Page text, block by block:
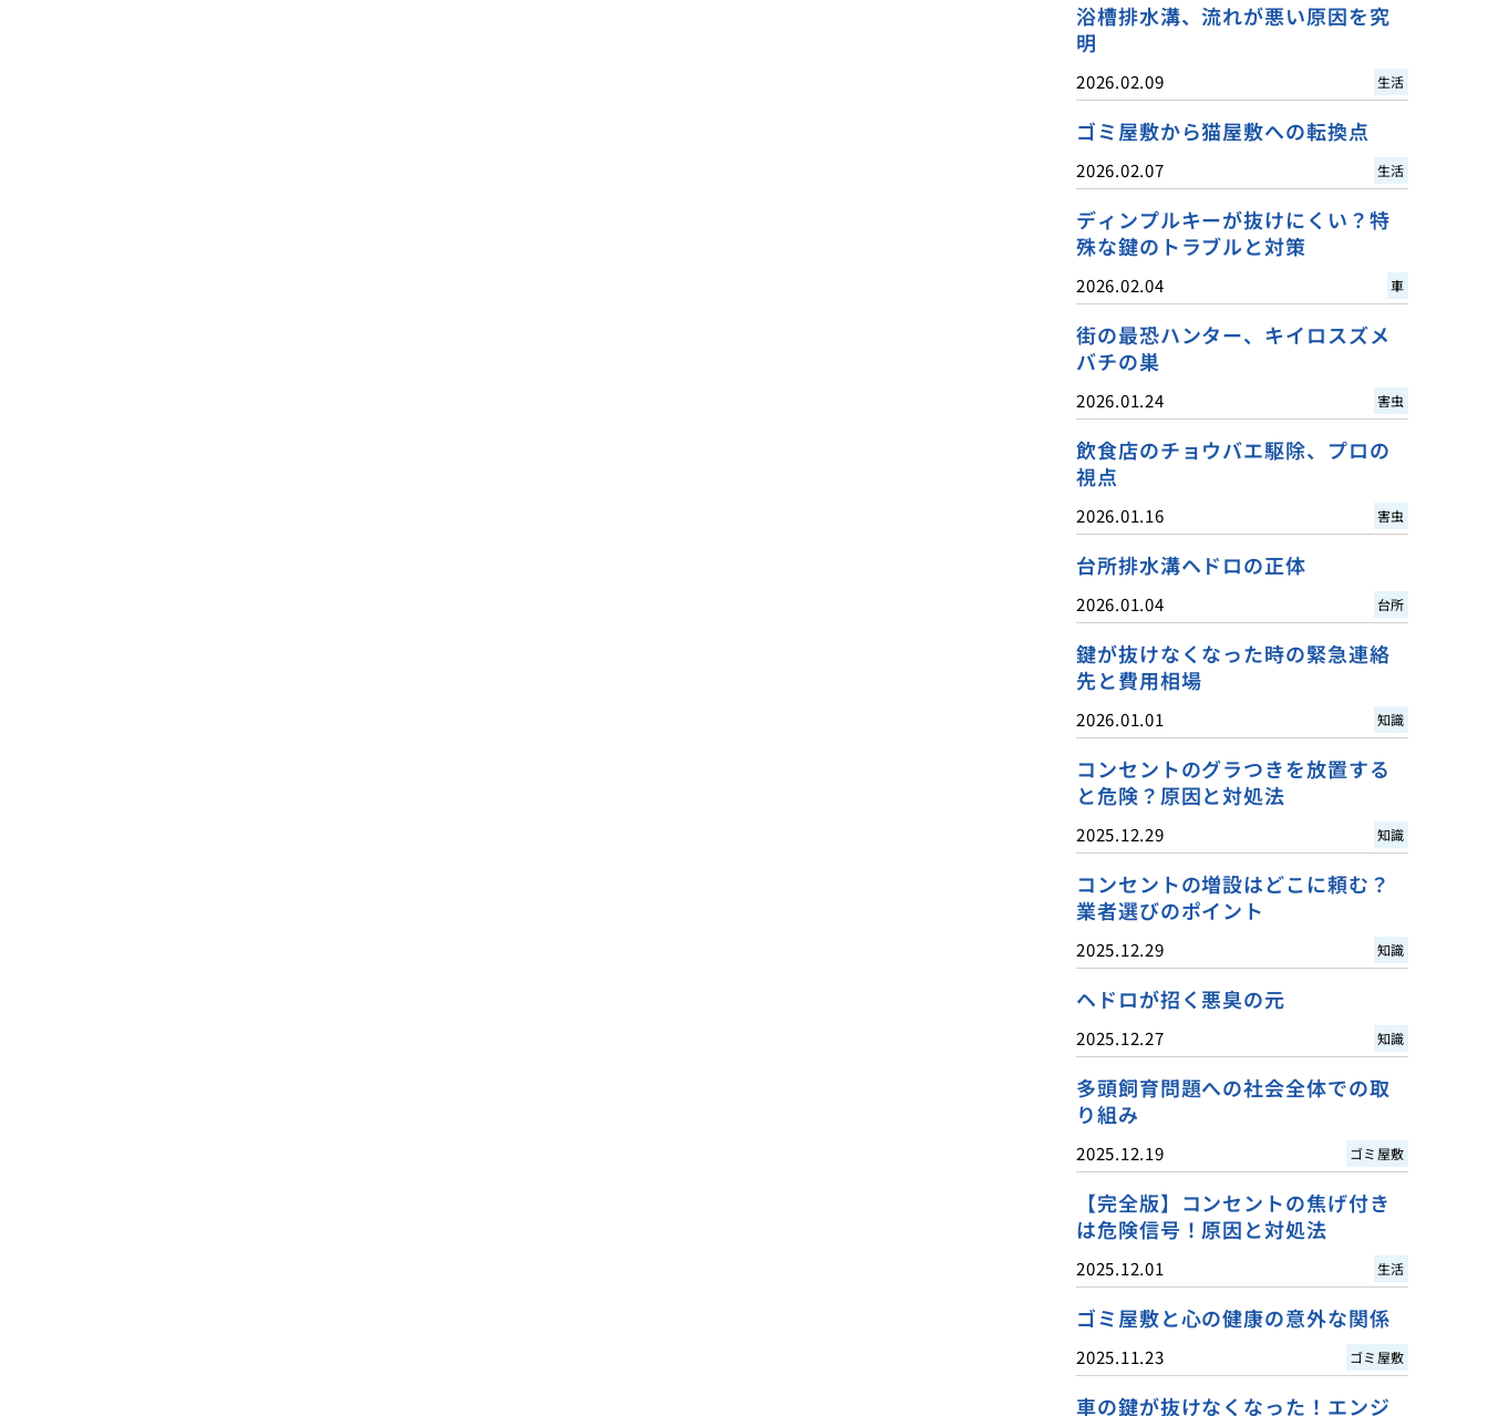
浴槽排水溝、流れが悪い原因を究
明
2026.02.09 生活
ゴミ屋敷から猫屋敷への転換点
2026.02.07 生活
ディンプルキーが抜けにくい？特
殊な鍵のトラブルと対策
2026.02.04 車
街の最恐ハンター、キイロスズメ
バチの巣
2026.01.24 害虫
飲食店のチョウバエ駆除、プロの
視点
2026.01.16 害虫
台所排水溝ヘドロの正体
2026.01.04 台所
鍵が抜けなくなった時の緊急連絡
先と費用相場
2026.01.01 知識
コンセントのグラつきを放置する
と危険？原因と対処法
2025.12.29 知識
コンセントの増設はどこに頼む？
業者選びのポイント
2025.12.29 知識
ヘドロが招く悪臭の元
2025.12.27 知識
多頭飼育問題への社会全体での取
り組み
2025.12.19 ゴミ屋敷
【完全版】コンセントの焦げ付き
は危険信号！原因と対処法
2025.12.01 生活
ゴミ屋敷と心の健康の意外な関係
2025.11.23 ゴミ屋敷
車の鍵が抜けなくなった！エンジ